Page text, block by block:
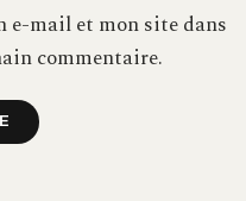
e-mail et mon site dans
commentaire.